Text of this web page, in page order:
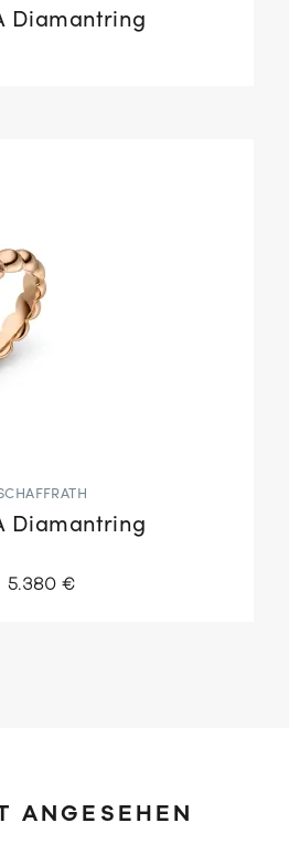
Diamantring
Diamantring
5.380 €
ANGESEHEN